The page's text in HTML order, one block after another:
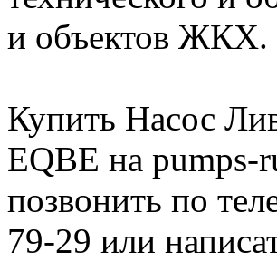
и объектов ЖКХ.
Купить Насос
EQBE на pumps-
позвонить по
79-29 или